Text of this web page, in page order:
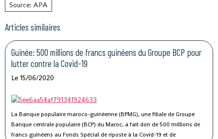
Source: APA
Articles similaires
Guinée: 500 millions de francs guinéens du Groupe BCP pour
lutter contre la Covid-19
Le 15/06/2020
La Banque populaire maroco-guinéenne (BPMG), une filiale de Groupe
Banque centrale populaire (BCP) du Maroc, a fait don de 500 millions de
francs guinéens au Fonds Spécial de riposte à la Covid-19 et de